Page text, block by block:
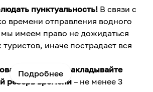
пунктуальность! В связи с
времени отправления водного
мы имеем право не дожидаться
иначе пострадает вся
поездки закладывайте
резерв времени– не менее 3
Подробнее